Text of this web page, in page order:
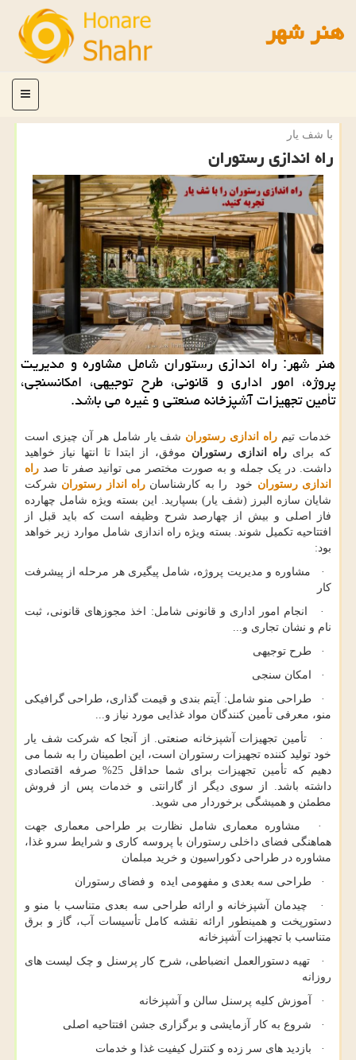
هنر شهر
منو
با شف یار
راه اندازی رستوران
هنر شهر: راه اندازی رستوران شامل مشاوره و مدیریت
پروژه، امور اداری و قانونی، طرح توجیهی، امكانسنجی،
تأمین تجهیزات آشپزخانه صنعتی و غیره می باشد.
خدمات تیم راه اندازی رستوران شف یار شامل هر آن چیزی است
که برایراه اندازی رستوران موفق، از ابتدا تا انتها نیاز خواهید
داشت. در یک جمله و به صورت مختصر می توانید صفر تا صد راه
اندازی رستوران خود را به کارشناسانراه انداز رستوران شرکت
شایان سازه البرز (شف یار) بسپارید. این بسته ویژه شامل چهارده
فاز اصلی و بیش از چهارصد شرح وظیفه است که باید قبل از
افتتاحیه تکمیل شوند. بسته ویژه راه اندازی شامل موارد زیر خواهد
بود:
· مشاوره و مدیریت پروژه، شامل پیگیری هر مرحله از پیشرفت
کار
· انجام امور اداری و قانونی شامل: اخذ مجوزهای قانونی، ثبت
نام و نشان تجاری و...
· طرح توجیهی
· امکان سنجی
· طراحی منو شامل: آیتم بندی و قیمت گذاری، طراحی گرافیکی
منو، معرفی تأمین کنندگان مواد غذایی مورد نیاز و...
· تأمین تجهیزات آشپزخانه صنعتی. از آنجا که شرکت شف یار
خود تولید کننده تجهیزات رستوران است، این اطمینان را به شما می
دهیم که تأمین تجهیزات برای شما حداقل 25% صرفه اقتصادی
داشته باشد. از سوی دیگر از گارانتی و خدمات پس از فروش
مطمئن و همیشگی برخوردار می شوید.
· مشاوره معماری شامل نظارت بر طراحی معماری جهت
هماهنگی فضای داخلی رستوران با پروسه کاری و شرایط سرو غذا،
مشاوره در طراحی دکوراسیون و خرید مبلمان
· طراحی سه بعدی و مفهومی ایده و فضای رستوران
· چیدمان آشپزخانه و ارائه طراحی سه بعدی متناسب با منو و
دستورپخت و همینطور ارائه نقشه کامل تأسیسات آب، گاز و برق
متناسب با تجهیزات آشپزخانه
· تهیه دستورالعمل انضباطی، شرح کار پرسنل و چک لیست های
روزانه
· آموزش کلیه پرسنل سالن و آشپزخانه
· شروع به کار آزمایشی و برگزاری جشن افتتاحیه اصلی
· بازدید های سر زده و کنترل کیفیت غذا و خدمات